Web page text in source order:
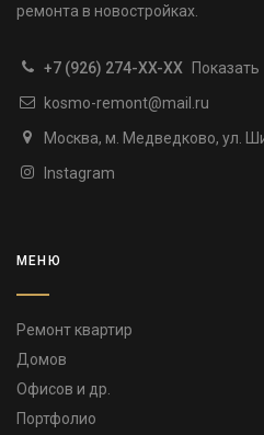
ремонта в новостройках.
+7 (926) 274-XX-XX
Показать
kosmo-remont@mail.ru
Москва, м. Медведково, ул.
Instagram
МЕНЮ
Ремонт квартир
Домов
Офисов и др.
Портфолио